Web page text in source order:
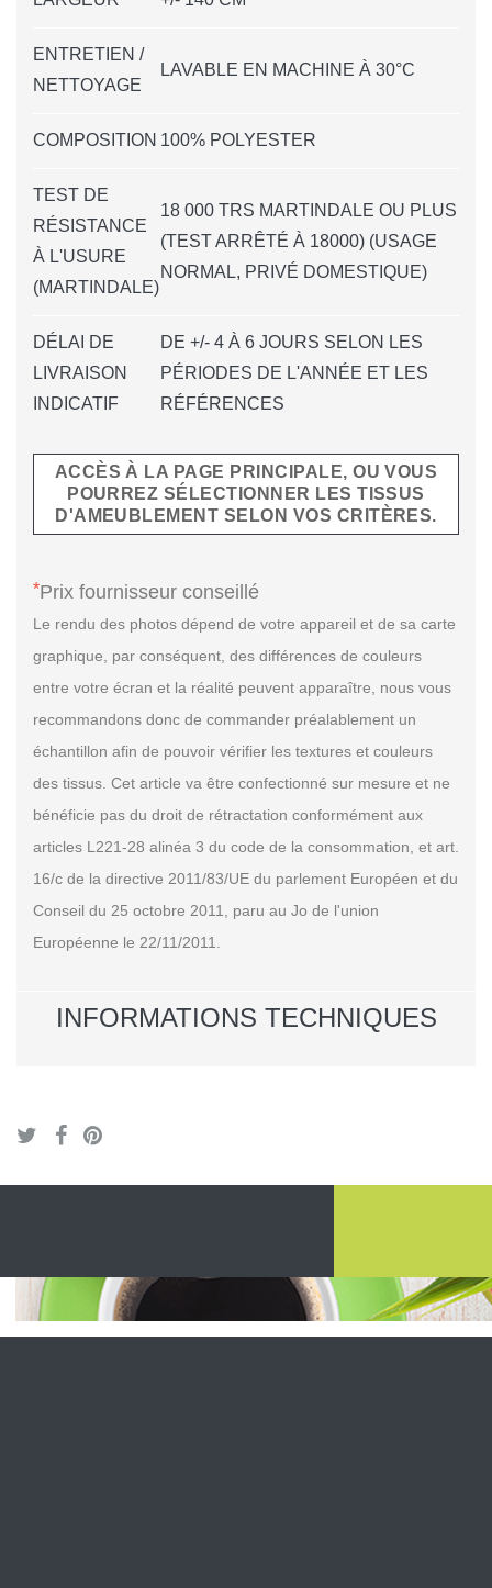
ENTRETIEN /
NETTOYAGE
LAVABLE EN MACHINE À 30°C
COMPOSITION 100% POLYESTER
TEST DE
RÉSISTANCE
À L'USURE
(MARTINDALE)
18 000 TRS MARTINDALE OU PLUS
(TEST ARRÊTÉ À 18000) (USAGE
NORMAL, PRIVÉ DOMESTIQUE)
DÉLAI DE
LIVRAISON
INDICATIF
DE +/- 4 À 6 JOURS SELON LES
PÉRIODES DE L'ANNÉE ET LES
RÉFÉRENCES
ACCÈS À LA PAGE PRINCIPALE, OU VOUS
POURREZ SÉLECTIONNER LES TISSUS
D'AMEUBLEMENT SELON VOS CRITÈRES.
*Prix fournisseur conseillé
Le rendu des photos dépend de votre appareil et de sa carte
graphique, par conséquent, des différences de couleurs
entre votre écran et la réalité peuvent apparaître, nous vous
recommandons donc de commander préalablement un
échantillon afin de pouvoir vérifier les textures et couleurs
des tissus. Cet article va être confectionné sur mesure et ne
bénéficie pas du droit de rétractation conformément aux
articles L221-28 alinéa 3 du code de la consommation, et art.
16/c de la directive 2011/83/UE du parlement Européen et du
Conseil du 25 octobre 2011, paru au Jo de l'union
Européenne le 22/11/2011.
INFORMATIONS TECHNIQUES